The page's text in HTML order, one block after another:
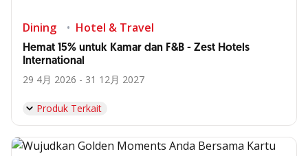
Dining Hotel & Travel
Hemat 15% untuk Kamar dan F&B - Zest Hotels
International
29 4月 2026 - 31 12月 2027
Produk Terkait